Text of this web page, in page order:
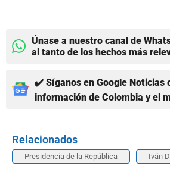
Únase a nuestro canal de
al tanto de los hechos más
✔️ Síganos en Google Noticias
información de Colombia y el
Relacionados
Presidencia de la República Iván